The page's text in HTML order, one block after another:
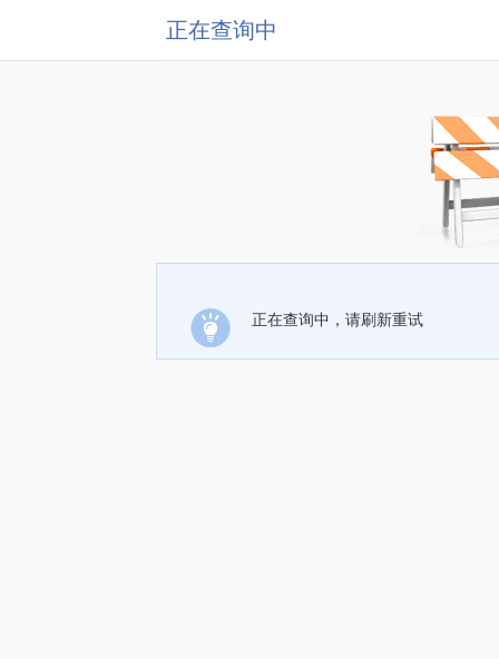
正在查询中
正在查询中，请刷新重试